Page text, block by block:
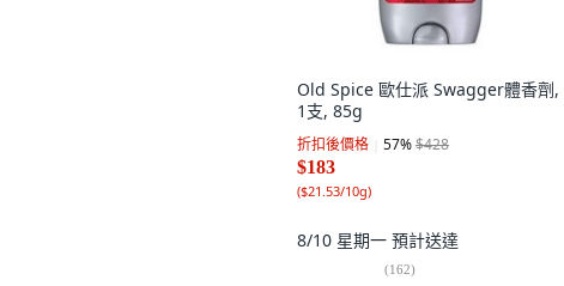
Old Spice 歐仕派 Swagger體香劑,
1支, 85g
折扣後價格 57%$428
$183
($21.53/10g)
8/10 星期一 預計送達
(162)